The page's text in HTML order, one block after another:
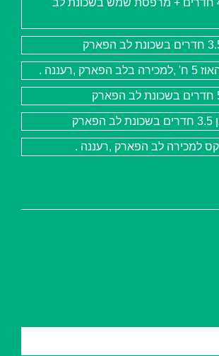
,רעננה .
למכירה לב הפארק ,רעננה .